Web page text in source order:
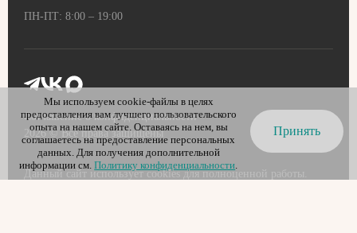
ПН-ПТ: 8:00 – 19:00
Соглашение о конфиденциальности
2026© Все права защищены
Данный сайт использует cookies для полноценной работы.
Мы используем cookie-файлы в целях
предоставления вам лучшего пользовательского
опыта на нашем сайте. Оставаясь на нем, вы
соглашаетесь на предоставление персональных
данных. Для получения дополнительной
информации см.Политику конфиденциальности.
Принять